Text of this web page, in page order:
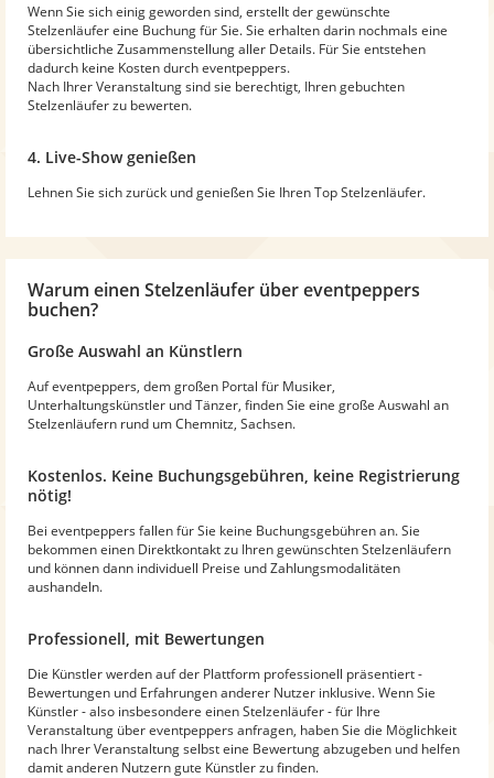
Wenn Sie sich einig geworden sind, erstellt der gewünschte
Stelzenläufer eine Buchung für Sie. Sie erhalten darin nochmals eine
übersichtliche Zusammenstellung aller Details. Für Sie entstehen
dadurch keine Kosten durch eventpeppers.
Nach Ihrer Veranstaltung sind sie berechtigt, Ihren gebuchten
Stelzenläufer zu bewerten.
4. Live-Show genießen
Lehnen Sie sich zurück und genießen Sie Ihren Top Stelzenläufer.
Warum einen Stelzenläufer über eventpeppers
buchen?
Große Auswahl an Künstlern
Auf eventpeppers, dem großen Portal für Musiker,
Unterhaltungskünstler und Tänzer, finden Sie eine große Auswahl an
Stelzenläufern rund um Chemnitz, Sachsen.
Kostenlos. Keine Buchungsgebühren, keine Registrierung
nötig!
Bei eventpeppers fallen für Sie keine Buchungsgebühren an. Sie
bekommen einen Direktkontakt zu Ihren gewünschten Stelzenläufern
und können dann individuell Preise und Zahlungsmodalitäten
aushandeln.
Professionell, mit Bewertungen
Die Künstler werden auf der Plattform professionell präsentiert -
Bewertungen und Erfahrungen anderer Nutzer inklusive. Wenn Sie
Künstler - also insbesondere einen Stelzenläufer - für Ihre
Veranstaltung über eventpeppers anfragen, haben Sie die Möglichkeit
nach Ihrer Veranstaltung selbst eine Bewertung abzugeben und helfen
damit anderen Nutzern gute Künstler zu finden.